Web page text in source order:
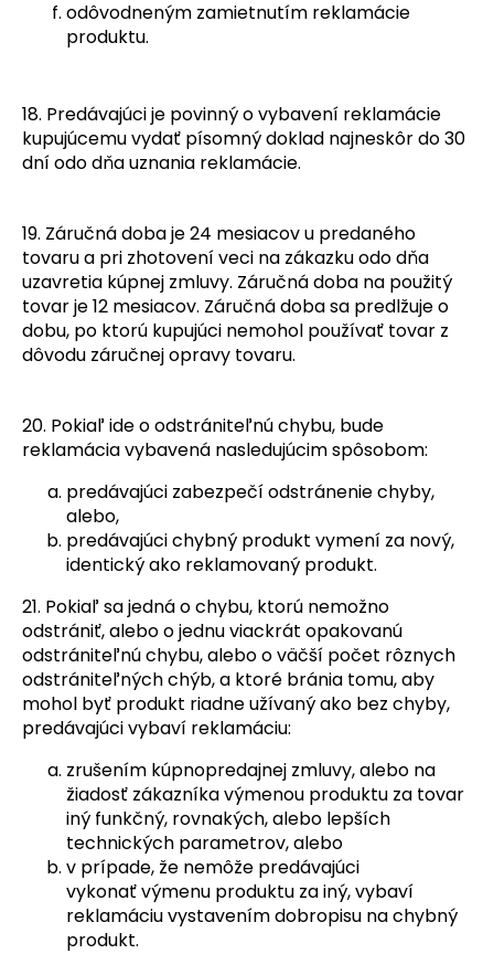
odôvodneným zamietnutím reklamácie
produktu.
18. Predávajúci je povinný o vybavení reklamácie
kupujúcemu vydať písomný doklad najneskôr do 30
dní odo dňa uznania reklamácie.
19. Záručná doba je 24 mesiacov u predaného
tovaru a pri zhotovení veci na zákazku odo dňa
uzavretia kúpnej zmluvy. Záručná doba na použitý
tovar je 12 mesiacov. Záručná doba sa predlžuje o
dobu, po ktorú kupujúci nemohol používať tovar z
dôvodu záručnej opravy tovaru.
20. Pokiaľ ide o odstrániteľnú chybu, bude
reklamácia vybavená nasledujúcim spôsobom:
predávajúci zabezpečí odstránenie chyby,
alebo,
predávajúci chybný produkt vymení za nový,
identický ako reklamovaný produkt.
21. Pokiaľ sa jedná o chybu, ktorú nemožno
odstrániť, alebo o jednu viackrát opakovanú
odstrániteľnú chybu, alebo o väčší počet rôznych
odstrániteľných chýb, a ktoré bránia tomu, aby
mohol byť produkt riadne užívaný ako bez chyby,
predávajúci vybaví reklamáciu:
zrušením kúpnopredajnej zmluvy, alebo na
žiadosť zákazníka výmenou produktu za tovar
iný funkčný, rovnakých, alebo lepších
technických parametrov, alebo
v prípade, že nemôže predávajúci
vykonať výmenu produktu za iný, vybaví
reklamáciu vystavením dobropisu na chybný
produkt.